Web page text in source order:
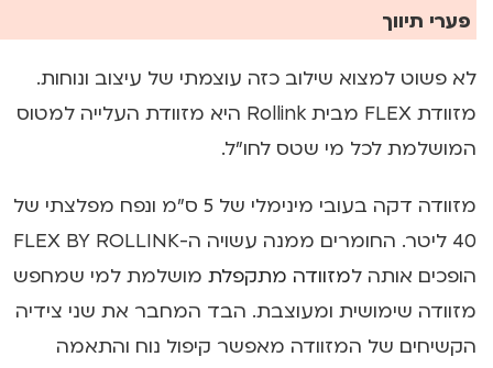
פערי תיווך
לא פשוט למצוא שילוב כזה עוצמתי של עיצוב ונוחות.
מזוודת FLEX מבית Rollink היא מזוודת העלייה למטוס
המושלמת לכל מי שטס לחו"ל.
מזוודה דקה בעובי מינימלי של 5 ס"מ ונפח מפלצתי של
40 ליטר. החומרים ממנה עשויה ה-FLEX BY ROLLINK
הופכים אותה למזוודה מתקפלת מושלמת למי שמחפש
מזוודה שימושית ומעוצבת. הבד המחבר את שני צידיה
הקשיחים של המזוודה מאפשר קיפול נוח והתאמה